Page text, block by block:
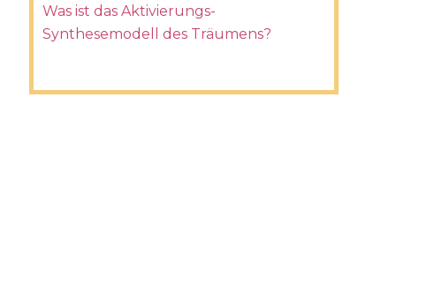
Was ist das Aktivierungs-
Synthesemodell des Träumens?